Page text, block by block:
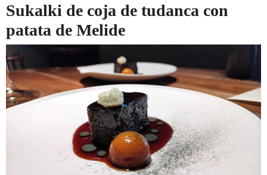
Sukalki de coja de tudanca con
patata de Melide